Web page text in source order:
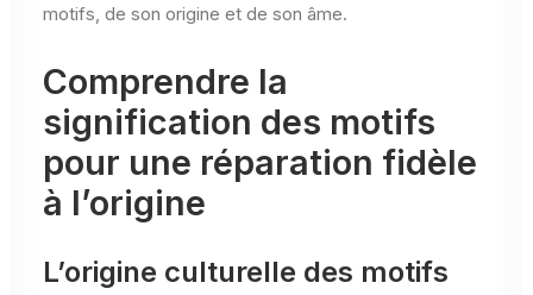
motifs, de son origine et de son âme.
Comprendre la
signification des motifs
pour une réparation fidèle
à l’origine
L’origine culturelle des motifs